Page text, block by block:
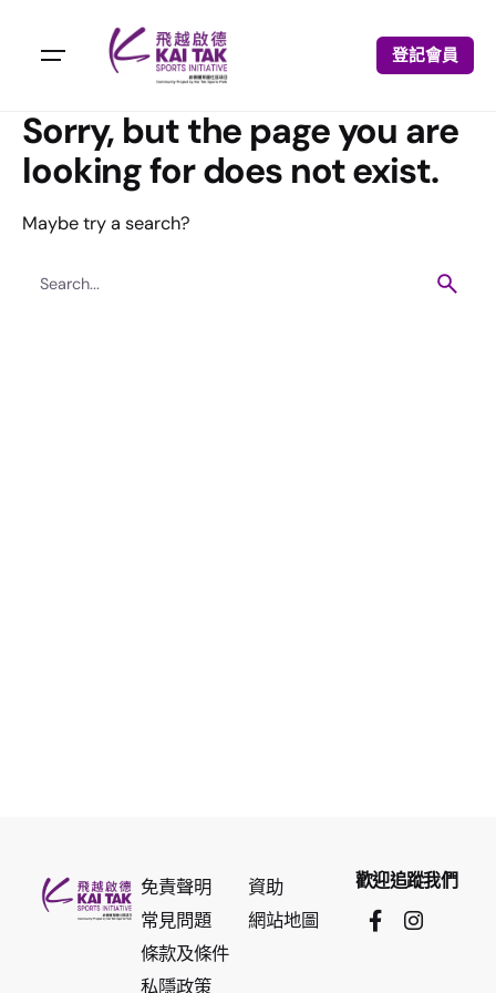
登記會員
Sorry, but the page you are
looking for does not exist.
Maybe try a search?
免責聲明
常見問題
條款及條件
私隱政策
資助
網站地圖
歡迎追蹤我們